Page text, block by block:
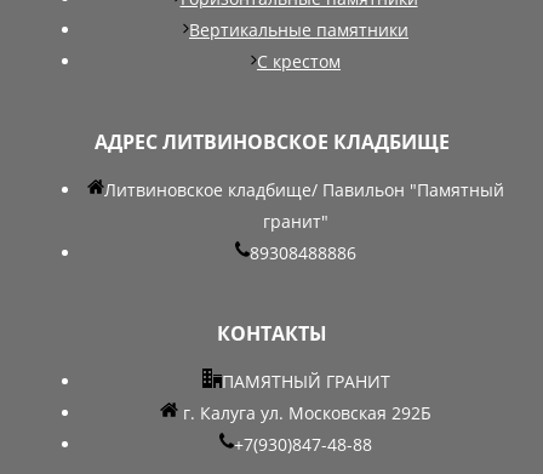
Вертикальные памятники
С крестом
АДРЕС ЛИТВИНОВСКОЕ КЛАДБИЩЕ
Литвиновское кладбище/ Павильон "Памятный
гранит"
89308488886
КОНТАКТЫ
ПАМЯТНЫЙ ГРАНИТ
г. Калуга ул. Московская 292Б
+7(930)847-48-88